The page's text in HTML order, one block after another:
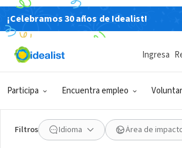
¡Celebramos 30 años de Idealist!
Participa Encuentra empleo
Ingresa
Filtros Idioma Área de
ORGANIZACIÓN SIN FIN DE LUCRO
Spina Bifida Association
New England
Milford, MA www.sbagreaterne.org